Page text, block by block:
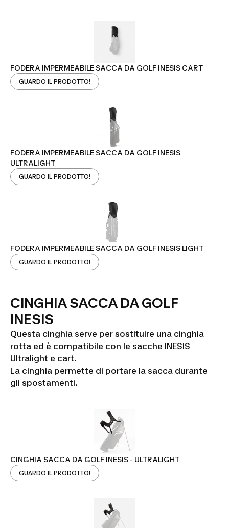
FODERA IMPERMEABILE SACCA DA GOLF INESIS CART
GUARDO IL PRODOTTO!
FODERA IMPERMEABILE SACCA DA GOLF INESIS
ULTRALIGHT
GUARDO IL PRODOTTO!
FODERA IMPERMEABILE SACCA DA GOLF INESIS LIGHT
GUARDO IL PRODOTTO!
CINGHIA SACCA DA GOLF
INESIS
Questa cinghia serve per sostituire una cinghia
rotta ed è compatibile con le sacche INESIS
Ultralight e cart.
La cinghia permette di portare la sacca durante
gli spostamenti.
CINGHIA SACCA DA GOLF INESIS - ULTRALIGHT
GUARDO IL PRODOTTO!